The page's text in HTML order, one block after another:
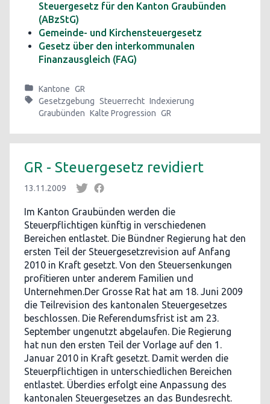
Steuergesetz für den Kanton Graubünden
(ABzStG)
Gemeinde- und Kirchensteuergesetz
Gesetz über den interkommunalen
Finanzausgleich (FAG)
Kantone GR
Gesetzgebung Steuerrecht Indexierung
Graubünden Kalte Progression GR
GR - Steuergesetz revidiert
13.11.2009
Im Kanton Graubünden werden die
Steuerpflichtigen künftig in verschiedenen
Bereichen entlastet. Die Bündner Regierung hat den
ersten Teil der Steuergesetzrevision auf Anfang
2010 in Kraft gesetzt. Von den Steuersenkungen
profitieren unter anderem Familien und
Unternehmen.Der Grosse Rat hat am 18. Juni 2009
die Teilrevision des kantonalen Steuergesetzes
beschlossen. Die Referendumsfrist ist am 23.
September ungenutzt abgelaufen. Die Regierung
hat nun den ersten Teil der Vorlage auf den 1.
Januar 2010 in Kraft gesetzt. Damit werden die
Steuerpflichtigen in unterschiedlichen Bereichen
entlastet. Überdies erfolgt eine Anpassung des
kantonalen Steuergesetzes an das Bundesrecht.